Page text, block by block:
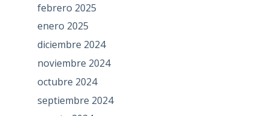
febrero 2025
enero 2025
diciembre 2024
noviembre 2024
octubre 2024
septiembre 2024